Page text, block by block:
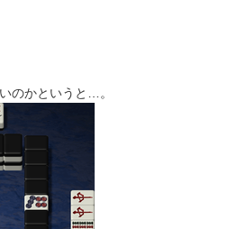
のかというと…。